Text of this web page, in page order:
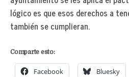
lógico es que esos derechos a
también se cumplieran.
Comparte esto:
Facebook Bluesky